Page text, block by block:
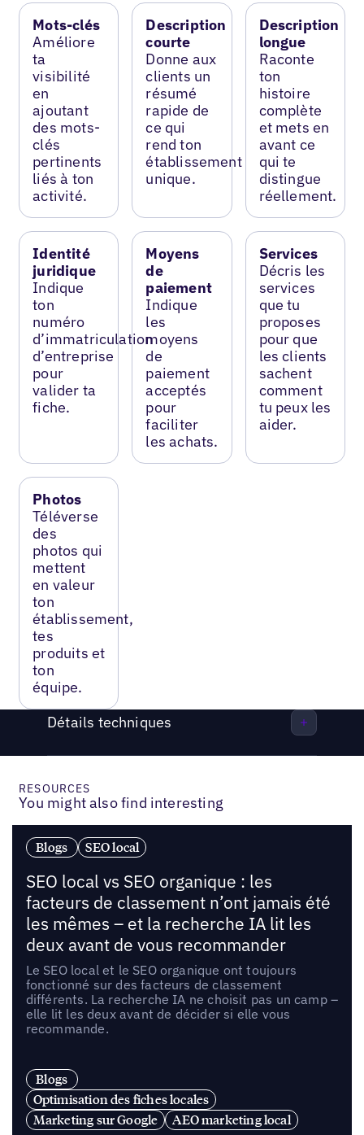
Mots-clés
Améliore
ta
visibilité
en
ajoutant
des mots-
clés
pertinents
liés à ton
activité.
Description
courte
Donne aux
clients un
résumé
rapide de
ce qui
rend ton
établissement
unique.
Description
longue
Raconte
ton
histoire
complète
et mets en
avant ce
qui te
distingue
réellement.
Identité
juridique
Indique
ton
numéro
d’immatriculation
d’entreprise
pour
valider ta
fiche.
Moyens
de
paiement
Indique
les
moyens
de
paiement
acceptés
pour
faciliter
les achats.
Services
Décris les
services
que tu
proposes
pour que
les clients
sachent
comment
tu peux les
aider.
Photos
Téléverse
des
photos qui
mettent
en valeur
ton
établissement,
tes
produits et
ton
équipe.
Détails techniques
RESOURCES
You might also find interesting
Blogs SEO local
SEO local vs SEO organique : les
facteurs de classement n’ont jamais été
les mêmes – et la recherche IA lit les
deux avant de vous recommander
Le SEO local et le SEO organique ont toujours
fonctionné sur des facteurs de classement
différents. La recherche IA ne choisit pas un camp –
elle lit les deux avant de décider si elle vous
recommande.
Blogs
Optimisation des fiches locales
Marketing sur Google
AEO marketing local